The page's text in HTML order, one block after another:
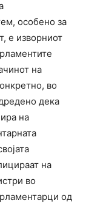
особено за
е изворниот
на
во
дека
на
на
во
од